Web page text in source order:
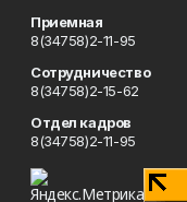
Приемная
8(34758)2-11-95
Сотрудничество
8(34758)2-15-62
Отдел кадров
8(34758)2-11-95